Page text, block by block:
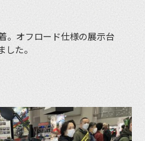
。オフロード仕様の展示台
た。